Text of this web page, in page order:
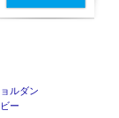
ルダン
ー